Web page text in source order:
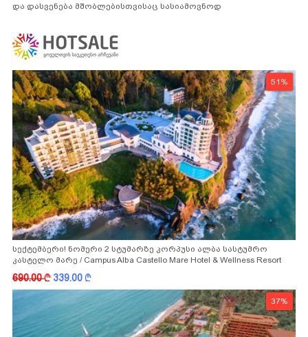
და დასვენება მშობლებისთვისაც სასიამოვნოდ
51%
სექტემბერი! ნომერი 2 სტუმარზე კორპუსი ალბა სასტუმრო
კასტელო მარე / Campus Alba Castello Mare Hotel & Wellness Resort
690.00k 339.00k
37%